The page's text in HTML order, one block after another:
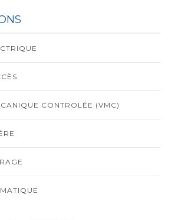
CONTROLÉE (VMC)